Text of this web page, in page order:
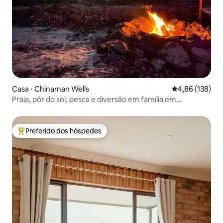
Casa ⋅ Chinaman Wells 4,86 de uma
4,86 (138)
Praia, pôr do sol, pesca e diversão em família em
Entre os melhores preferidos dos hóspedes
Preferido dos hóspedes